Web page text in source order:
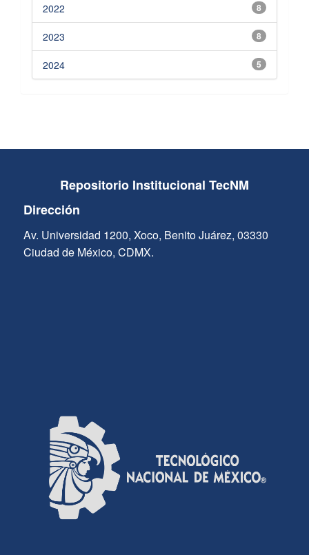
8
2022
8
2023
5
2024
Repositorio Institucional TecNM
Dirección
Av. Universidad 1200, Xoco, Benito Juárez, 03330
Ciudad de México, CDMX.